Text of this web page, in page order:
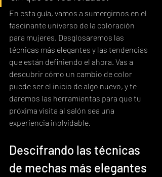
En esta guía, vamos a sumergirnos en el
fascinante universo de la coloración
para mujeres. Desglosaremos las
técnicas más elegantes y las tendencias
que están definiendo el ahora. Vas a
descubrir cómo un cambio de color
puede ser el inicio de algo nuevo, y te
daremos las herramientas para que tu
próxima visita al salón sea una
experiencia inolvidable.
Descifrando las técnicas
de mechas más elegantes